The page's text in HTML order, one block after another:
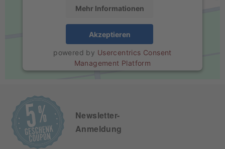
Mehr Informationen
Akzeptieren
powered by Usercentrics Consent
Management Platform
Newsletter-
Anmeldung